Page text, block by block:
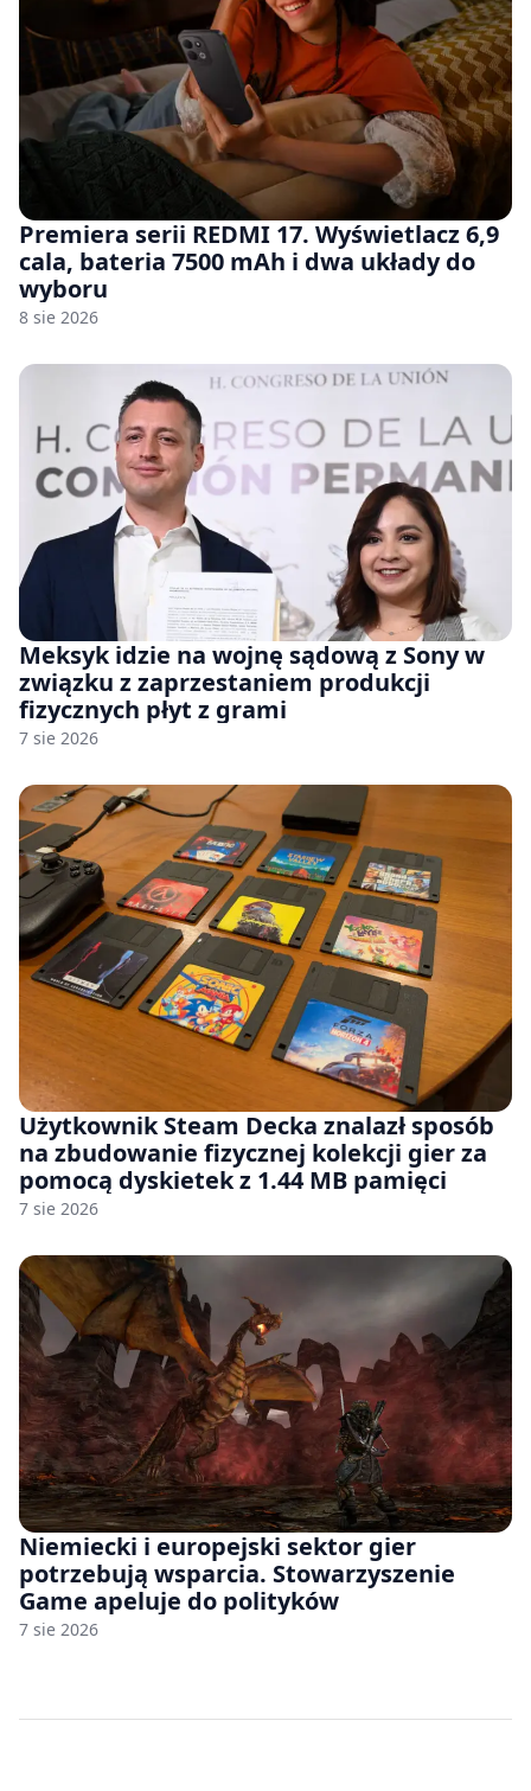
Premiera serii REDMI 17. Wyświetlacz 6,9
cala, bateria 7500 mAh i dwa układy do
wyboru
8 sie 2026
Meksyk idzie na wojnę sądową z Sony w
związku z zaprzestaniem produkcji
fizycznych płyt z grami
7 sie 2026
Użytkownik Steam Decka znalazł sposób
na zbudowanie fizycznej kolekcji gier za
pomocą dyskietek z 1.44 MB pamięci
7 sie 2026
Niemiecki i europejski sektor gier
potrzebują wsparcia. Stowarzyszenie
Game apeluje do polityków
7 sie 2026